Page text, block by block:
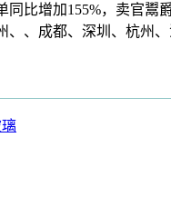
增加155%，卖官鬻
、、成都、深圳、杭州